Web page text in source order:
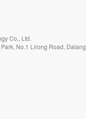
Co., Ltd.
No.1 Lirong Road, Dalang